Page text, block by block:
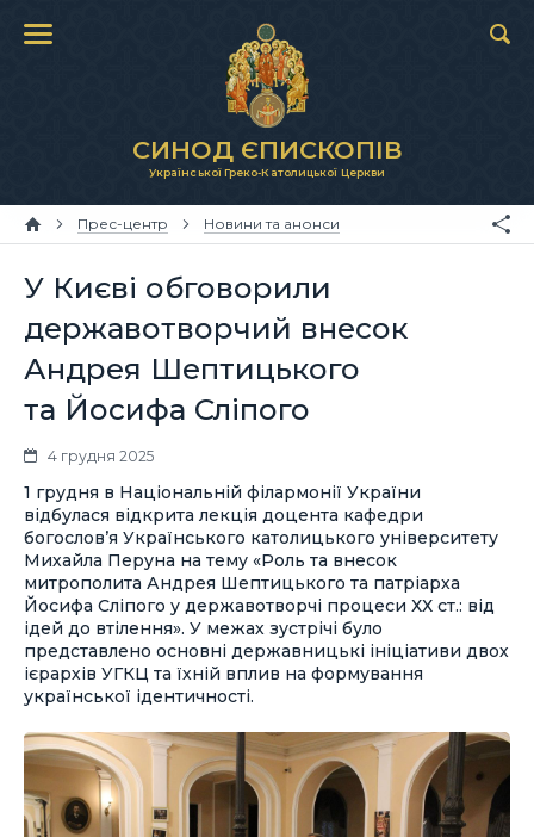
СИНОД ЄПИСКОПІВ
Української Греко-Католицької Церкви
Прес-центр Новини та анонси
У Києві обговорили
державотворчий внесок
Андрея Шептицького
та Йосифа Сліпого
4 грудня 2025
1 грудня в Національній філармонії України
відбулася відкрита лекція доцента кафедри
богослов’я Українського католицького університету
Михайла Перуна на тему «Роль та внесок
митрополита Андрея Шептицького та патріарха
Йосифа Сліпого у державотворчі процеси ХХ ст.: від
ідей до втілення». У межах зустрічі було
представлено основні державницькі ініціативи двох
ієрархів УГКЦ та їхній вплив на формування
української ідентичності.